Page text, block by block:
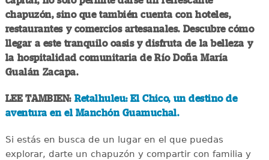
chapuzón, sino que también cuenta con hoteles,
restaurantes y comercios artesanales. Descubre cómo
llegar a este tranquilo oasis y disfruta de la belleza y
la hospitalidad comunitaria de Río Doña María
Gualán Zacapa.
LEE TAMBIEN: Retalhuleu: El Chico, un destino de
aventura en el Manchón Guamuchal.
Si estás en busca de un lugar en el que puedas
explorar, darte un chapuzón y compartir con familia y